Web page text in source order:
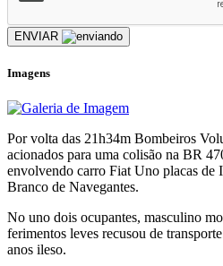
ENVIAR
Imagens
Por volta das 21h34m Bombeiros
acionados para uma colisão na BR
envolvendo carro Fiat Uno placas
Branco de Navegantes.
No uno dois ocupantes, masculino
ferimentos leves recusou de
anos ileso.